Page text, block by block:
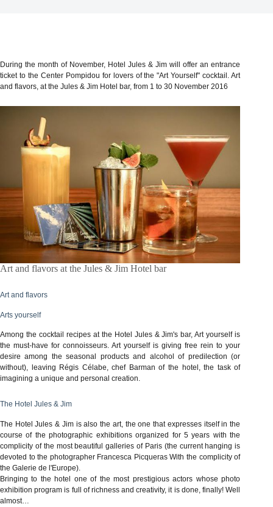
During the month of November, Hotel Jules & Jim will offer an entrance
ticket to the Center Pompidou for lovers of the "Art Yourself" cocktail. Art
and flavors, at the Jules & Jim Hotel bar, from 1 to 30 November 2016
Art and flavors at the Jules & Jim Hotel bar
Art and flavors
Arts yourself
Among the cocktail recipes at the Hotel Jules & Jim's bar, Art yourself is
the must-have for connoisseurs. Art yourself is giving free rein to your
desire among the seasonal products and alcohol of predilection (or
without), leaving Régis Célabe, chef Barman of the hotel, the task of
imagining a unique and personal creation.
The Hotel Jules & Jim
The Hotel Jules & Jim is also the art, the one that expresses itself in the
course of the photographic exhibitions organized for 5 years with the
complicity of the most beautiful galleries of Paris (the current hanging is
devoted to the photographer Francesca Picqueras With the complicity of
the Galerie de l'Europe).
Bringing to the hotel one of the most prestigious actors whose photo
exhibition program is full of richness and creativity, it is done, finally! Well
almost…